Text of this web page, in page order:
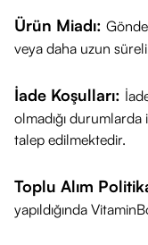
• Orman meyveli
• Su veya içeceğe
• Günlük beslenme
Ürün Fiyatı
sunmaktayız.
Güncel fiyat bilgisi için
Ürün Miadı:
veya daha uzun süreli
İade Koşulları:
olmadığı
talep edilmektedir.
Toplu Alım
yapıldığında